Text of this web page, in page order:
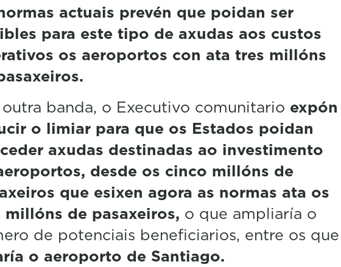
actuais prevén que poidan ser
para este tipo de axudas aos custos
os aeroportos con ata tres millóns
banda, o Executivo comunitario expón
o limiar para que os Estados poidan
axudas destinadas ao investimento
desde os cinco millóns de
que esixen agora as normas ata os
millóns de pasaxeiros, o que ampliaría o
de potenciais beneficiarios, entre os que
o aeroporto de Santiago.